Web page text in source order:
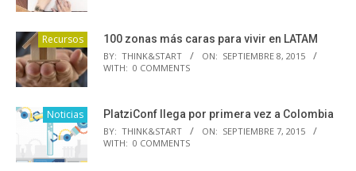
Recursos 100 zonas más caras para vivir en LATAM
BY: THINK&START ON: SEPTIEMBRE 8, 2015
WITH: 0 COMMENTS
Noticias PlatziConf llega por primera vez a Colombia
BY: THINK&START ON: SEPTIEMBRE 7, 2015
WITH: 0 COMMENTS